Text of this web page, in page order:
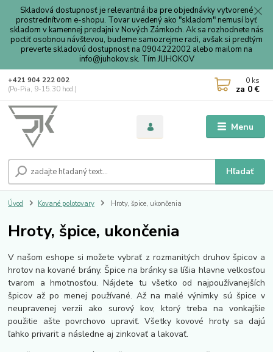
Skladová dostupnosť je relevantná iba pre objednávky vytvorené
prostrednítvom e-shopu. Tovar uvedený ako "skladom" nemusí byť
skladom v kamennej predajni v Nových Zámkoch. Ak sa rozhodnete nás
poctiť osobnou návštevou, budeme samozrejme radi, avšak si predtým
preverte skladovú dostupnosť na 0904222002 alebo mailom na
info@juhokov.sk. Tím JUHOKOV
Menu
Hľadať
+421 904 222 002
(Po-Pia, 9-15.30 hod.)
0 ks
za 0 €
Úvod Kované polotovary Hroty, špice, ukončenia
Hroty, špice, ukončenia
V našom eshope si možete vybrať z rozmanitých druhov špicov a
hrotov na kované brány. Špice na bránky sa líšia hlavne velkosťou
tvarom a hmotnosťou. Nájdete tu všetko od najpoužívanejších
špicov až po menej používané. Až na malé výnimky sú špice v
neupravenej verzii ako surový kov, ktorý treba na vonkajšie
použitie ašte povrchovo upraviť. Všetky kovové hroty sa dajú
ľahko privarit a následne aj zinkovať a lakovať.